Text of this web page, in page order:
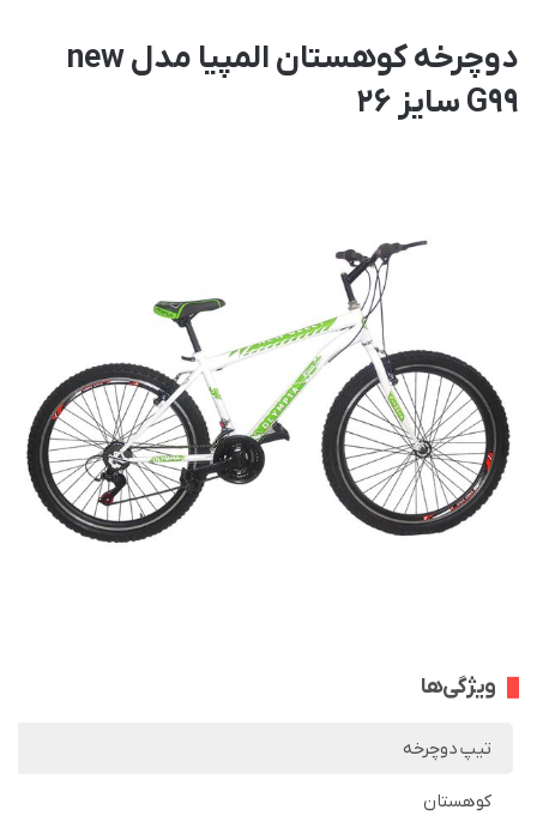
دوچرخه کوهستان المپیا مدل new
G99 سایز 26
ویژگی‌ها
تیپ دوچرخه
کوهستان